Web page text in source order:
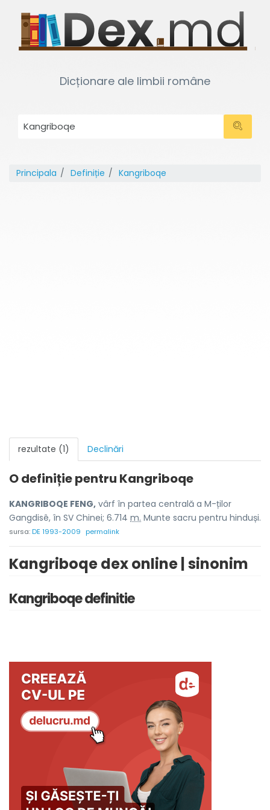
Dicționare ale limbii române
Principala Definiție Kangriboqe
rezultate (1) Declinări
O definiție pentru Kangriboqe
KANGRIBOQE FENG, vârf în partea centrală a M-ților
Gangdisê, în SV Chinei; 6.714 m. Munte sacru pentru hinduși.
sursa:DE 1993-2009 permalink
Kangriboqe dex online | sinonim
Kangriboqe definitie